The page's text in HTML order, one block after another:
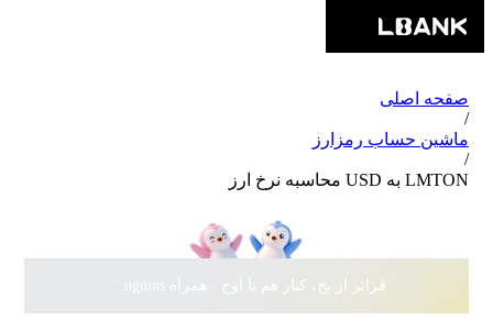
صفحه اصلی
/
ماشین حساب رمزارز
/
LMTON به USD محاسبه نرخ ارز